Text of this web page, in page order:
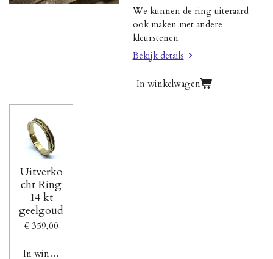
We kunnen de ring uiteraard
ook maken met andere
kleurstenen
Bekijk details
In winkelwagen
Uitverko
cht Ring
14 kt
geelgoud
€ 359,00
In winkelwagen